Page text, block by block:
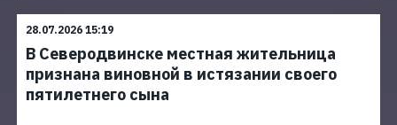
28.07.2026 15:19
В Северодвинске местная жительница
признана виновной в истязании своего
пятилетнего сына